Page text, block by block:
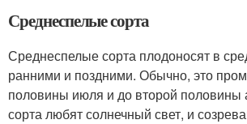
Среднеспелые сорта
Среднеспелые сорта плодоносят в
ранними и поздними. Обычно, это
половины июля и до второй половины
сорта любят солнечный свет, и